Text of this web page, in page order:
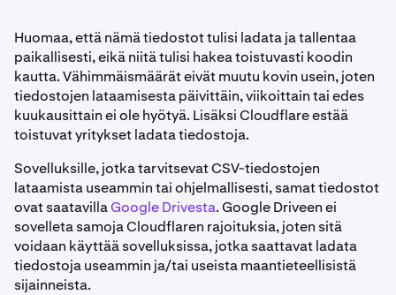
Huomaa, että nämä tiedostot tulisi ladata ja tallentaa
paikallisesti, eikä niitä tulisi hakea toistuvasti koodin
kautta. Vähimmäismäärät eivät muutu kovin usein, joten
tiedostojen lataamisesta päivittäin, viikoittain tai edes
kuukausittain ei ole hyötyä. Lisäksi Cloudflare estää
toistuvat yritykset ladata tiedostoja.
Sovelluksille, jotka tarvitsevat CSV-tiedostojen
lataamista useammin tai ohjelmallisesti, samat tiedostot
ovat saatavillaGoogle Drivesta. Google Driveen ei
sovelleta samoja Cloudflaren rajoituksia, joten sitä
voidaan käyttää sovelluksissa, jotka saattavat ladata
tiedostoja useammin ja/tai useista maantieteellisistä
sijainneista.